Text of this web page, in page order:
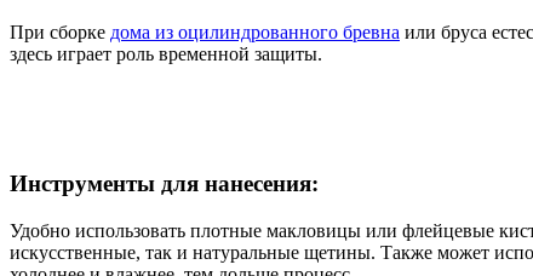
При сборке дома из оцилиндрованного бревна или бруса
здесь играет роль временной защиты.
Инструменты для нанесения:
Удобно использовать плотные макловицы или флейцевые
искусственные, так и натуральные щетины. Также может